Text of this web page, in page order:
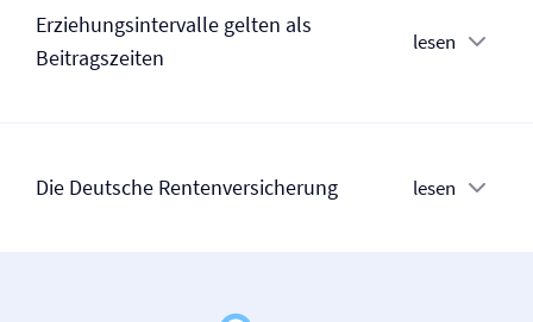
Erziehungsintervalle gelten als
Beitragszeiten
lesen
Die Deutsche Renten­versicherung lesen